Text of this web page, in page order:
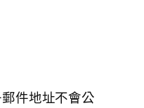
件地址不會公